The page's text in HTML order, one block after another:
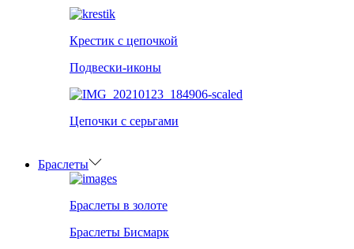
Крестик с цепочкой
Подвески-иконы
Цепочки с серьгами
Браслеты
Браслеты в золоте
Браслеты Бисмарк